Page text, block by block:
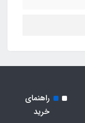
راهنمای
خرید